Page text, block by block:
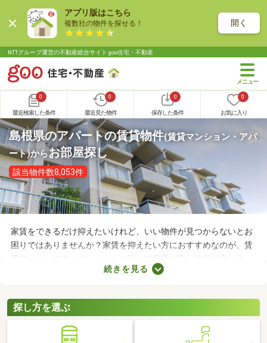
アプリ版はこちら
複数社の物件を探せる！ 開く
NTTグループ運営の不動産総合サイト goo住宅・不動産
0
最近検索した条件
0
最近見た物件
0
保存した条件
0
お気に入り
島根県のアパートの賃貸物件(賃貸マンション・アパ
ート)からお部屋探し
該当物件数8,053件
家賃をできるだけ抑えたいけれど、いい物件が見つからないとお
困りではありませんか？家賃を抑えたい方におすすめなのが、賃
貸アパートです。マンションに比べて家賃の安い物件が多いの
で、月々の支出を抑えられますよ。ここでは、おすすめの賃貸ア
件を見比べてみましょう。
続きを見る
探し方を選ぶ